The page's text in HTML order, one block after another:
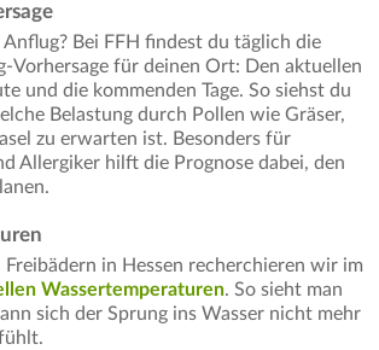
Bei FFH findest du täglich die
Vorhersage für deinen Ort: Den aktuellen
und die kommenden Tage. So siehst du
Belastung durch Pollen wie Gräser,
zu erwarten ist. Besonders für
Allergiker hilft die Prognose dabei, den
Freibädern in Hessen recherchieren wir im
Wassertemperaturen. So sieht man
sich der Sprung ins Wasser nicht mehr